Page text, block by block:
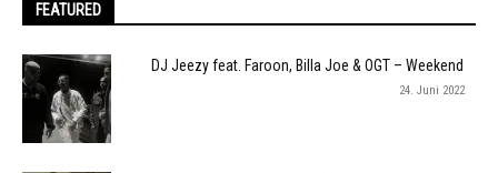
FEATURED
DJ Jeezy feat. Faroon, Billa Joe & OGT – Weekend
24. Juni 2022